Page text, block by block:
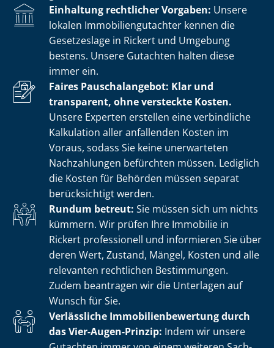
Einhaltung rechtlicher Vorgaben: Unsere
lokalen Im­mo­bi­li­en­gut­ach­ter kennen die
Gesetzeslage in Rickert und Umgebung
bestens. Unsere Gutachten halten diese
immer ein.
Faires Pauschalangebot: Klar und
transparent, ohne versteckte Kosten.
Unsere Experten erstellen eine verbindliche
Kalkulation aller anfallenden Kosten im
Voraus, sodass Sie keine unerwarteten
Nachzahlungen befürchten müssen. Lediglich
die Kosten für Behörden müssen separat
berücksichtigt werden.
Rundum betreut: Sie müssen sich um nichts
kümmern. Wir prüfen Ihre Immobilie in
Rickert professionell und informieren Sie über
deren Wert, Zustand, Mängel, Kosten und alle
relevanten rechtlichen Bestimmungen.
Zudem beantragen wir die Unterlagen auf
Wunsch für Sie.
Verlässliche Im­mo­bi­li­en­be­wer­tung durch
das Vier-Augen-Prinzip: Indem wir unsere